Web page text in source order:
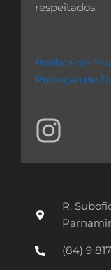
respeitados.
Política de
Proteção de
I
n
s
g
R.
(84) 9